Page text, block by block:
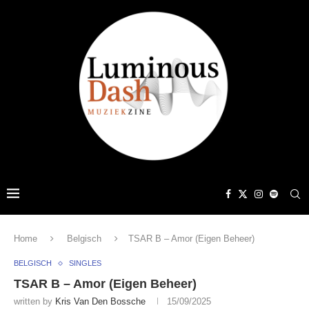
Home Belgisch TSAR B – Amor (Eigen Beheer)
BELGISCH SINGLES
TSAR B – Amor (Eigen Beheer)
written by Kris Van Den Bossche 15/09/2025